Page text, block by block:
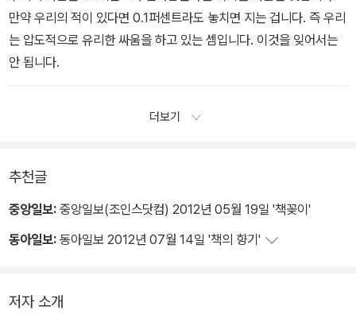
만약 우리의 적이 있다면 0.1퍼센트라도 놓치면 지는 겁니다. 즉 우리
는 압도적으로 유리한 싸움을 하고 있는 셈입니다. 이것을 잊어서는
안 됩니다.
더보기
추천글
중앙일보: 중앙일보(조인스닷컴) 2012년 05월 19일 '책꽂이'
동아일보: 동아일보 2012년 07월 14일 '책의 향기'
저자 소개